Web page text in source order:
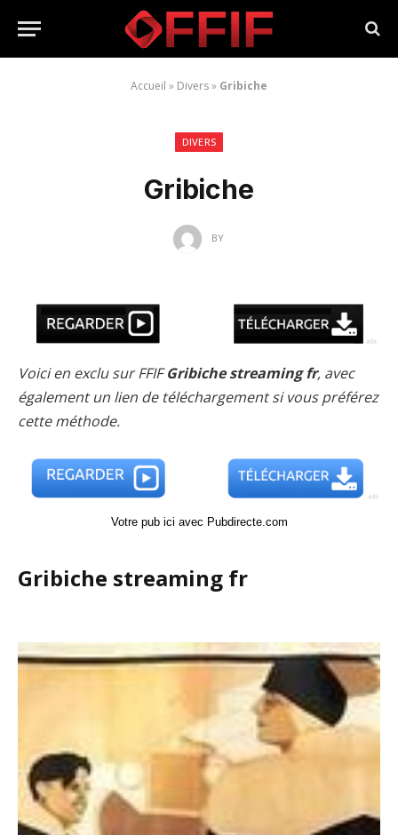
Accueil » Divers» Gribiche
DIVERS
Gribiche
BY
Voici en exclu sur FFIFGribiche streaming fr, avec
également un lien de téléchargement si vous préférez
cette méthode.
Votre pub ici avec Pubdirecte.com
Gribiche streaming fr